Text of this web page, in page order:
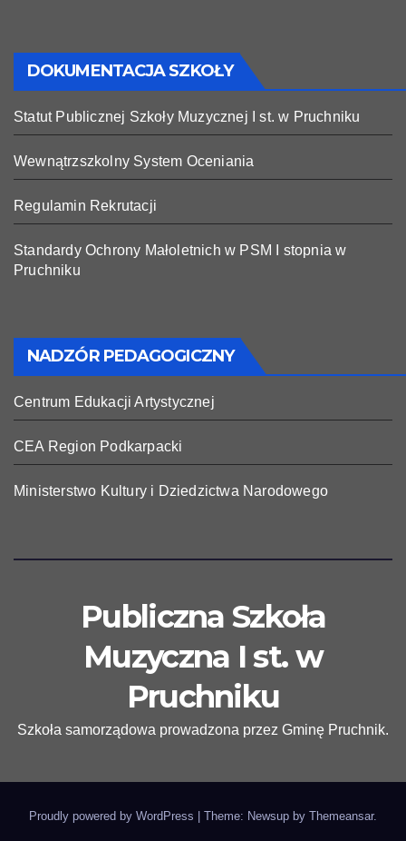
DOKUMENTACJA SZKOŁY
Statut Publicznej Szkoły Muzycznej I st. w Pruchniku
Wewnątrzszkolny System Oceniania
Regulamin Rekrutacji
Standardy Ochrony Małoletnich w PSM I stopnia w
Pruchniku
NADZÓR PEDAGOGICZNY
Centrum Edukacji Artystycznej
CEA Region Podkarpacki
Ministerstwo Kultury i Dziedzictwa Narodowego
Publiczna Szkoła
Muzyczna I st. w
Pruchniku
Szkoła samorządowa prowadzona przez Gminę Pruchnik.
Proudly powered by WordPress Theme: Newsup by Themeansar.